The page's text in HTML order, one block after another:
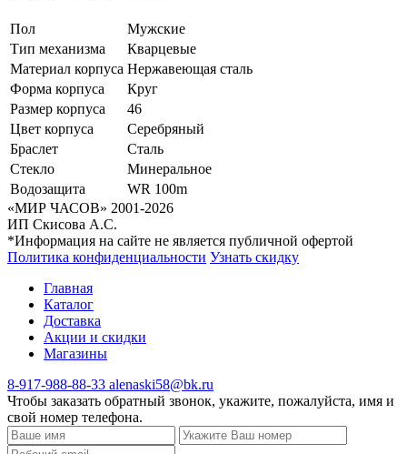
Пол
Мужские
Тип механизма
Кварцевые
Материал корпуса Нержавеющая сталь
Форма корпуса
Круг
Размер корпуса
46
Цвет корпуса
Серебряный
Браслет
Сталь
Стекло
Минеральное
Водозащита
WR 100m
«МИР ЧАСОВ» 2001-2026
ИП Скисова А.С.
*Информация на сайте не является публичной офертой
Политика конфиденциальности Узнать скидку
Главная
Каталог
Доставка
Акции и скидки
Магазины
8-917-988-88-33 alenaski58@bk.ru
Чтобы заказать обратный звонок, укажите, пожалуйста, имя и
свой номер телефона.